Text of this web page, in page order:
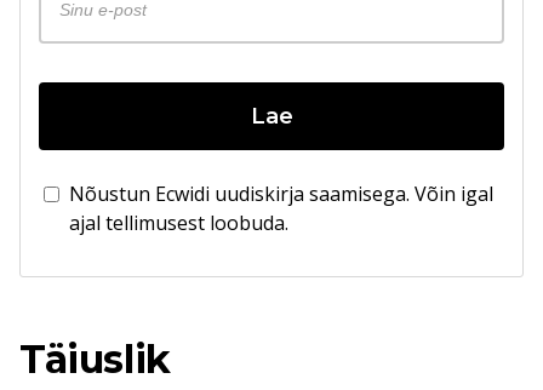
Lae
Nõustun Ecwidi uudiskirja saamisega. Võin igal
ajal tellimusest loobuda.
Täiuslik